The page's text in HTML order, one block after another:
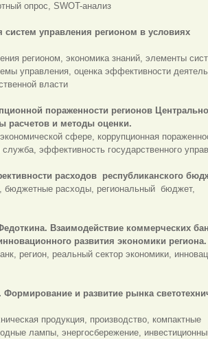
опрос, SWOT-анализ
управления регионом в условиях
регионом, экономика знаний, элементы
управления, оценка эффективности
власти
пораженности регионов
расчетов и методы оценки.
сфере, коррупционная
служба, эффективность государственного
расходов республиканского
бюджетные расходы, региональный бюджет,
Взаимодействие коммерческих
развития экономики региона.
регион, реальный сектор экономики,
и развитие рынка
продукция, производство, компактные
лампы, энергосбережение,